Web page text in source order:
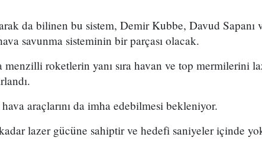
da bilinen bu sistem, Demir Kubbe, Davud
savunma sisteminin bir parçası olacak.
menzilli roketlerin yanı sıra havan ve top mermilerini
araçlarını da imha edebilmesi bekleniyor.
lazer gücüne sahiptir ve hedefi saniyeler içinde